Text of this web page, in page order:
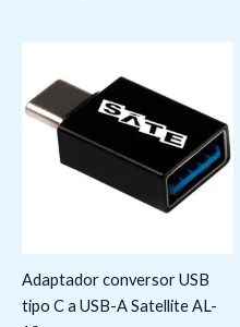
Adaptador conversor USB
tipo C a USB-A Satellite AL-